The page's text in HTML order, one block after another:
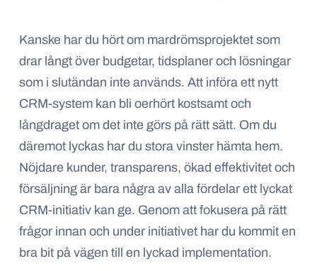
Kanske har du hört om mardrömsprojektet som
drar långt över budgetar, tidsplaner och lösningar
som i slutändan inte används. Att införa ett nytt
CRM-system kan bli oerhört kostsamt och
långdraget om det inte görs på rätt sätt. Om du
däremot lyckas har du stora vinster hämta hem.
Nöjdare kunder, transparens, ökad effektivitet och
försäljning är bara några av alla fördelar ett lyckat
CRM-initiativ kan ge. Genom att fokusera på rätt
frågor innan och under initiativet har du kommit en
bra bit på vägen till en lyckad implementation.